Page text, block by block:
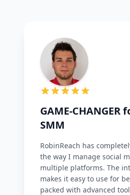
GAME-CHANGER
SMM
RobinReach has
the way I manage social
multiple platforms. The
makes it easy to use for
packed with advanced